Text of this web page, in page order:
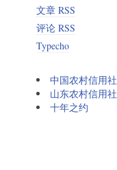
文章 RSS
评论 RSS
Typecho
中国农村信用社
山东农村信用社
十年之约